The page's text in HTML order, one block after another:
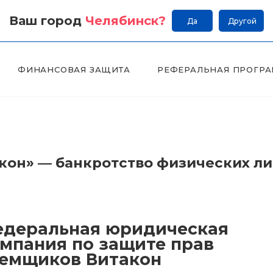
Ваш город Челябинск? Да Другой
ФИНАНСОВАЯ ЗАЩИТА РЕФЕРАЛЬНАЯ
— банкротство физических
юридическая
по защите прав
Витакон